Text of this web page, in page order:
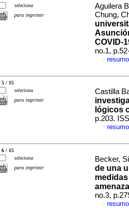
seleciona
para imprimir
Aguilera
Chung,
COVID-
no.1,
·
5 / 15
seleciona
para imprimir
Castilla
lógicos
p.203.
·
6 / 15
seleciona
para imprimir
Becker,
de una
no.3,
·